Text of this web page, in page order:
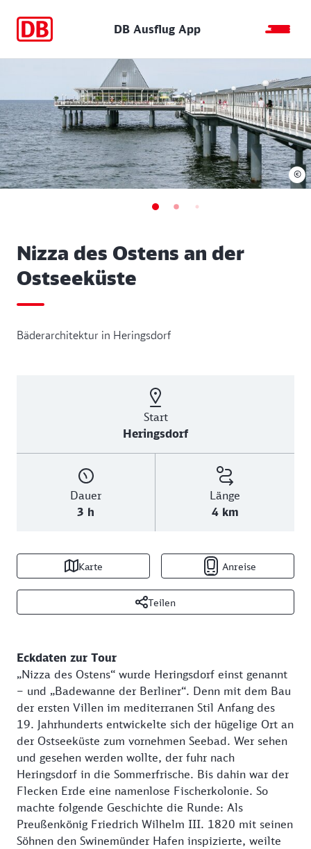
DB Ausflug App
Nizza des Ostens an der
Ostseeküste
Bäderarchitektur in Heringsdorf
Start
Heringsdorf
Dauer
3 h
Länge
4 km
Karte Anreise
Teilen
©
Eckdaten zur Tour
„Nizza des Ostens“ wurde Heringsdorf einst genannt
– und „Badewanne der Berliner“. Denn mit dem Bau
der ersten Villen im mediterranen Stil Anfang des
19. Jahrhunderts entwickelte sich der hügelige Ort an
der Ostseeküste zum vornehmen Seebad. Wer sehen
und gesehen werden wollte, der fuhr nach
Heringsdorf in die Sommerfrische. Bis dahin war der
Flecken Erde eine namenlose Fischerkolonie. So
machte folgende Geschichte die Runde: Als
Preußenkönig Friedrich Wilhelm III. 1820 mit seinen
Söhnen den Swinemünder Hafen inspizierte, weilte